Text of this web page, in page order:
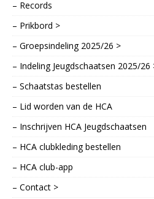
– Records
– Prikbord >
– Groepsindeling 2025/26 >
– Indeling Jeugdschaatsen 2025/26
– Schaatstas bestellen
– Lid worden van de HCA
– Inschrijven HCA Jeugdschaatsen
– HCA clubkleding bestellen
– HCA club-app
– Contact >